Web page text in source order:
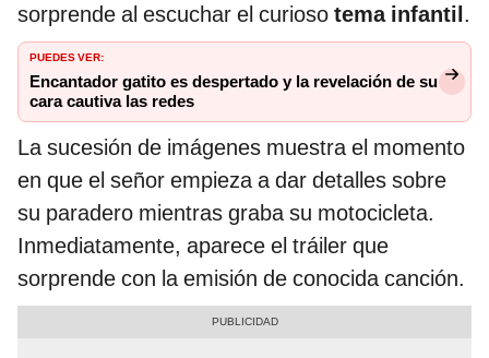
sorprende al escuchar el curioso tema infantil.
PUEDES VER:
Encantador gatito es despertado y la revelación de su
cara cautiva las redes
La sucesión de imágenes muestra el momento
en que el señor empieza a dar detalles sobre
su paradero mientras graba su motocicleta.
Inmediatamente, aparece el tráiler que
sorprende con la emisión de conocida canción.